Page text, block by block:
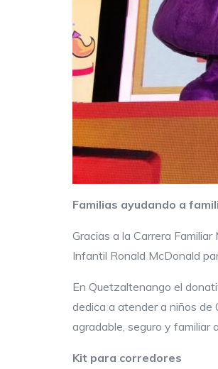
Familias ayudando a
Gracias a la Carrera
Infantil Ronald McDonald
En Quetzaltenango el
dedica a atender a niños de
agradable, seguro y familiar
Kit para corredores